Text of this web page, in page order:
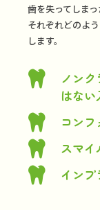
歯を失ってしま
それぞれどのよ
します。

ノン
はない
 コンフ
 スマ
 インプ